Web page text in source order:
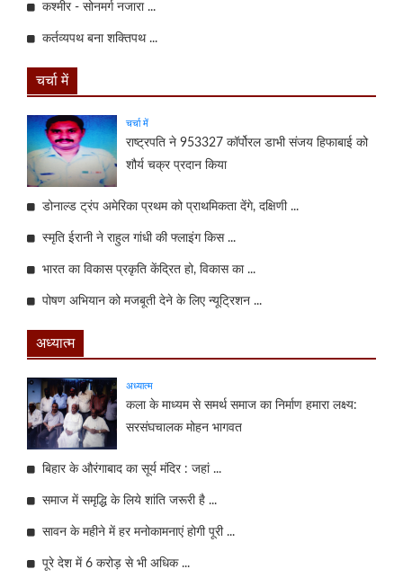
कश्मीर - सोनमर्ग नजारा ...
कर्तव्यपथ बना शक्तिपथ ...
चर्चा में
चर्चा में
राष्ट्रपति ने 953327 कॉर्पोरल डाभी संजय हिफाबाई को
शौर्य चक्र प्रदान किया
डोनाल्ड ट्रंप अमेरिका प्रथम को प्राथमिकता देंगे, दक्षिणी ...
स्मृति ईरानी ने राहुल गांधी की फ्लाइंग किस ...
भारत का विकास प्रकृति केंद्रित हो, विकास का ...
पोषण अभियान को मजबूती देने के लिए न्यूट्रिशन ...
अध्यात्म
अध्यात्म
कला के माध्यम से समर्थ समाज का निर्माण हमारा लक्ष्य:
सरसंघचालक मोहन भागवत
बिहार के औरंगाबाद का सूर्य मंदिर : जहां ...
समाज में समृद्धि के लिये शांति जरूरी है ...
सावन के महीने में हर मनोकामनाएं होगी पूरी ...
पूरे देश में 6 करोड़ से भी अधिक ...